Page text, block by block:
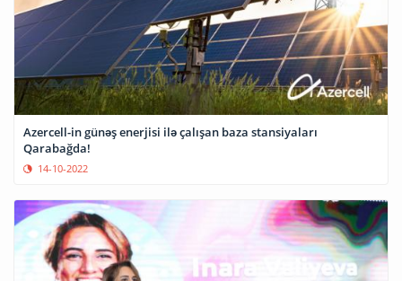
Azercell-in günəş enerjisi ilə çalışan baza stansiyaları
Qarabağda!
14-10-2022